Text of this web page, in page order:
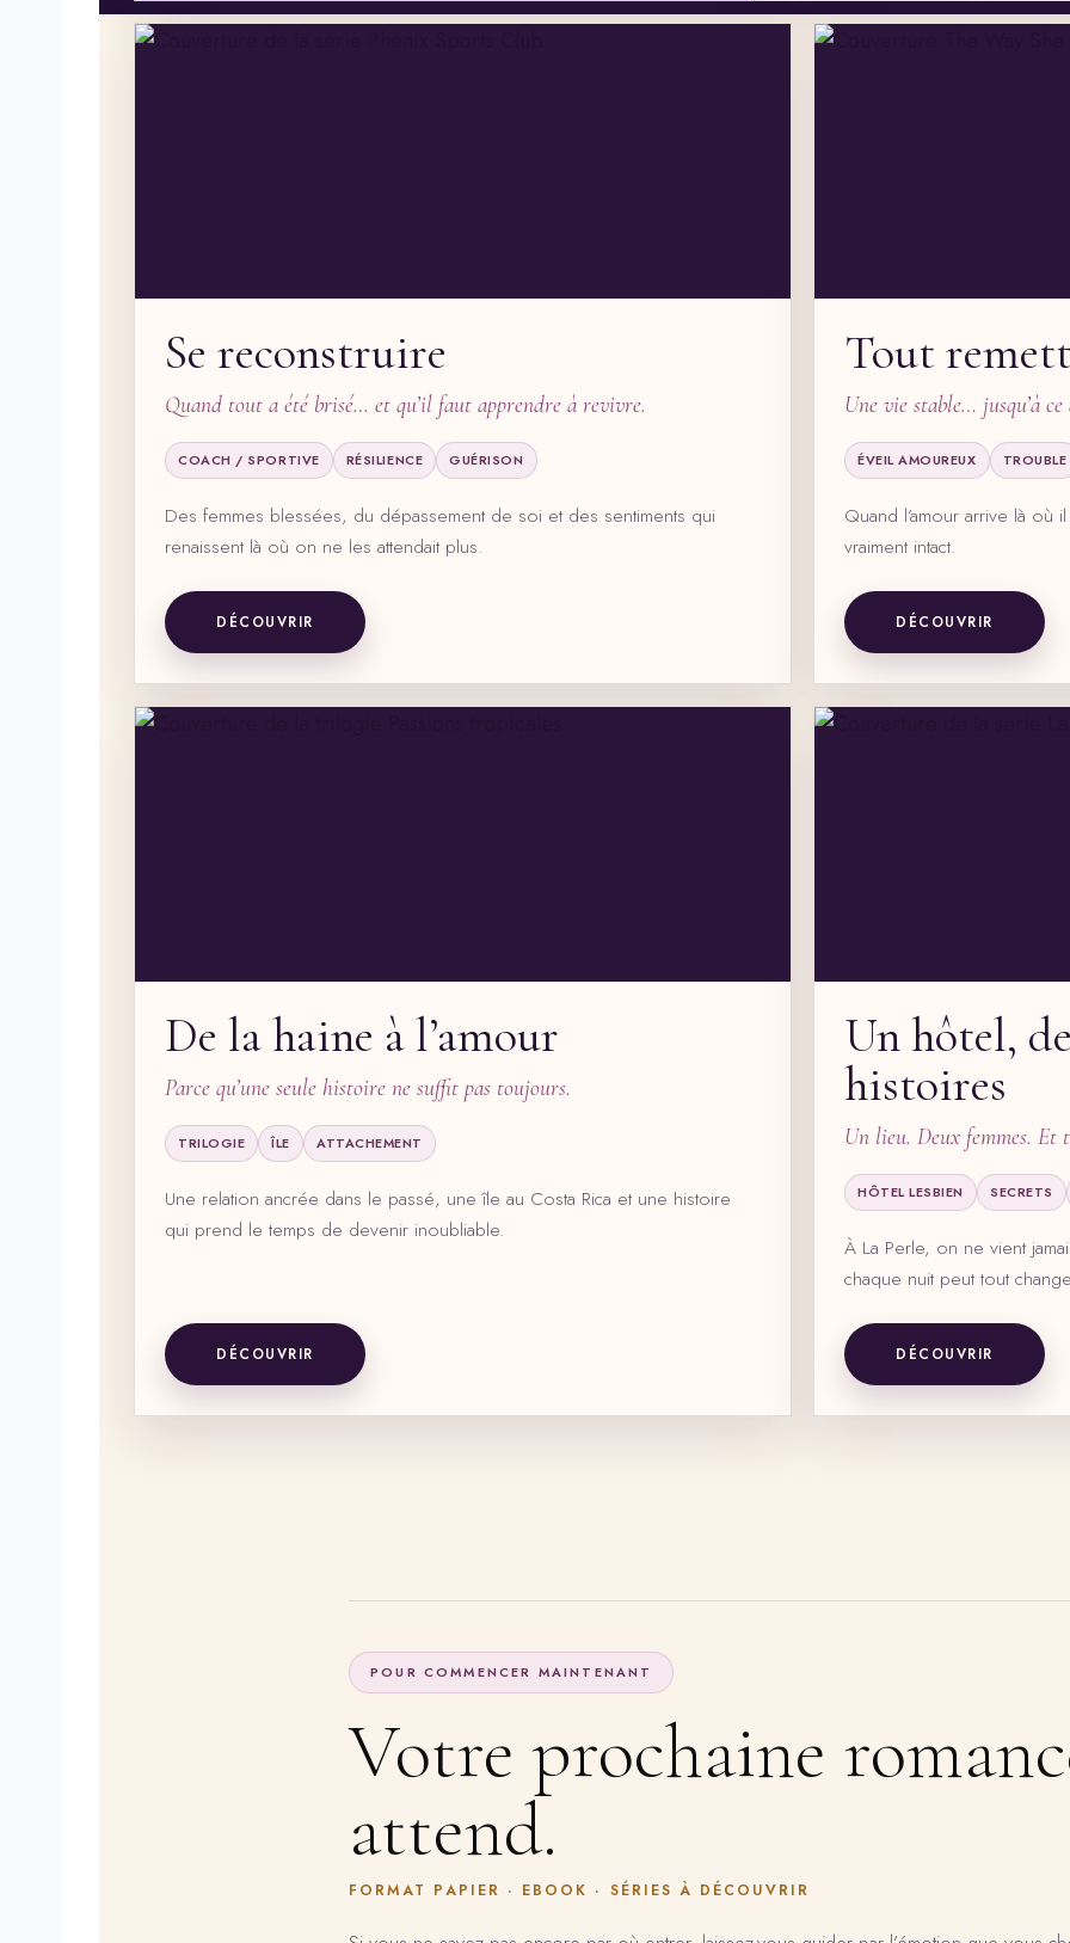
Se reconstruire
Quand tout a été brisé… et qu’il faut apprendre à revivre.
COACH / SPORTIVE RÉSILIENCE GUÉRISON
Des femmes blessées, du dépassement de soi et des sentiments qui
renaissent là où on ne les attendait plus.
DÉCOUVRIR
Tout
Une vie stable… jusqu’à
ÉVEIL AMOUREUX TROUBLE
Quand l’amour arrive là où
vraiment intact.
DÉCOUVRIR
De la haine à l’amour
Parce qu’une seule histoire ne suffit pas toujours.
TRILOGIE ÎLE ATTACHEMENT
Une relation ancrée dans le passé, une île au Costa Rica et une histoire
qui prend le temps de devenir inoubliable.
DÉCOUVRIR
Un hôtel,
histoires
Un lieu. Deux femmes. Et
HÔTEL LESBIEN SECRETS
À La Perle, on ne vient
chaque nuit peut tout
DÉCOUVRIR
POUR COMMENCER MAINTENANT
Votre prochaine
attend.
FORMAT PAPIER · EBOOK · SÉRIES À DÉCOUVRIR